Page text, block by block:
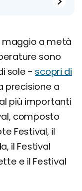
a metà
sono
sole - scopri di
precisione a
più importanti
composto
Festival, il
il Festival
e il Festival